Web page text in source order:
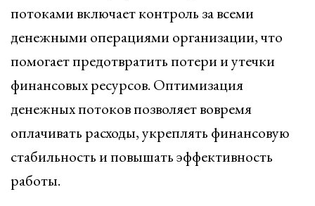
потоками включает контроль за всеми
денежными операциями организации, что
помогает предотвратить потери и утечки
финансовых ресурсов. Оптимизация
денежных потоков позволяет вовремя
оплачивать расходы, укреплять финансовую
стабильность и повышать эффективность
работы.